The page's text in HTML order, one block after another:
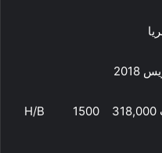
اوتوماتيك / سيارة بها جميع الكماليات H/B 1500 318,000